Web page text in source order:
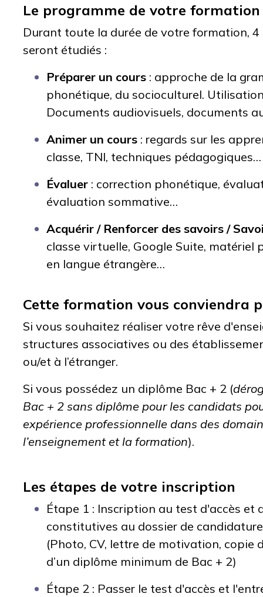
Le programme de votre formation
Durant toute la durée de votre formation,
seront étudiés :
Préparer un cours : approche de la
phonétique, du socioculturel.
Documents audiovisuels, documents
Animer un cours : regards sur les
classe, TNI, techniques pédagogiques…
Évaluer : correction phonétique,
évaluation sommative…
Acquérir / Renforcer des savoirs /
classe virtuelle, Google Suite, matériel
en langue étrangère…
Cette formation vous conviendra
Si vous souhaitez réaliser votre rêve
structures associatives ou des
ou/et à l’étranger.
Si vous possédez un diplôme Bac + 2 (
Bac + 2 sans diplôme pour les candidats
expérience professionnelle dans des
l’enseignement et la formation).
Les étapes de votre inscription
Étape 1 : Inscription au test d'accès et
constitutives au dossier de
(Photo, CV, lettre de motivation, copie
d’un diplôme minimum de Bac + 2)
Étape 2 : Passer le test d'accès et